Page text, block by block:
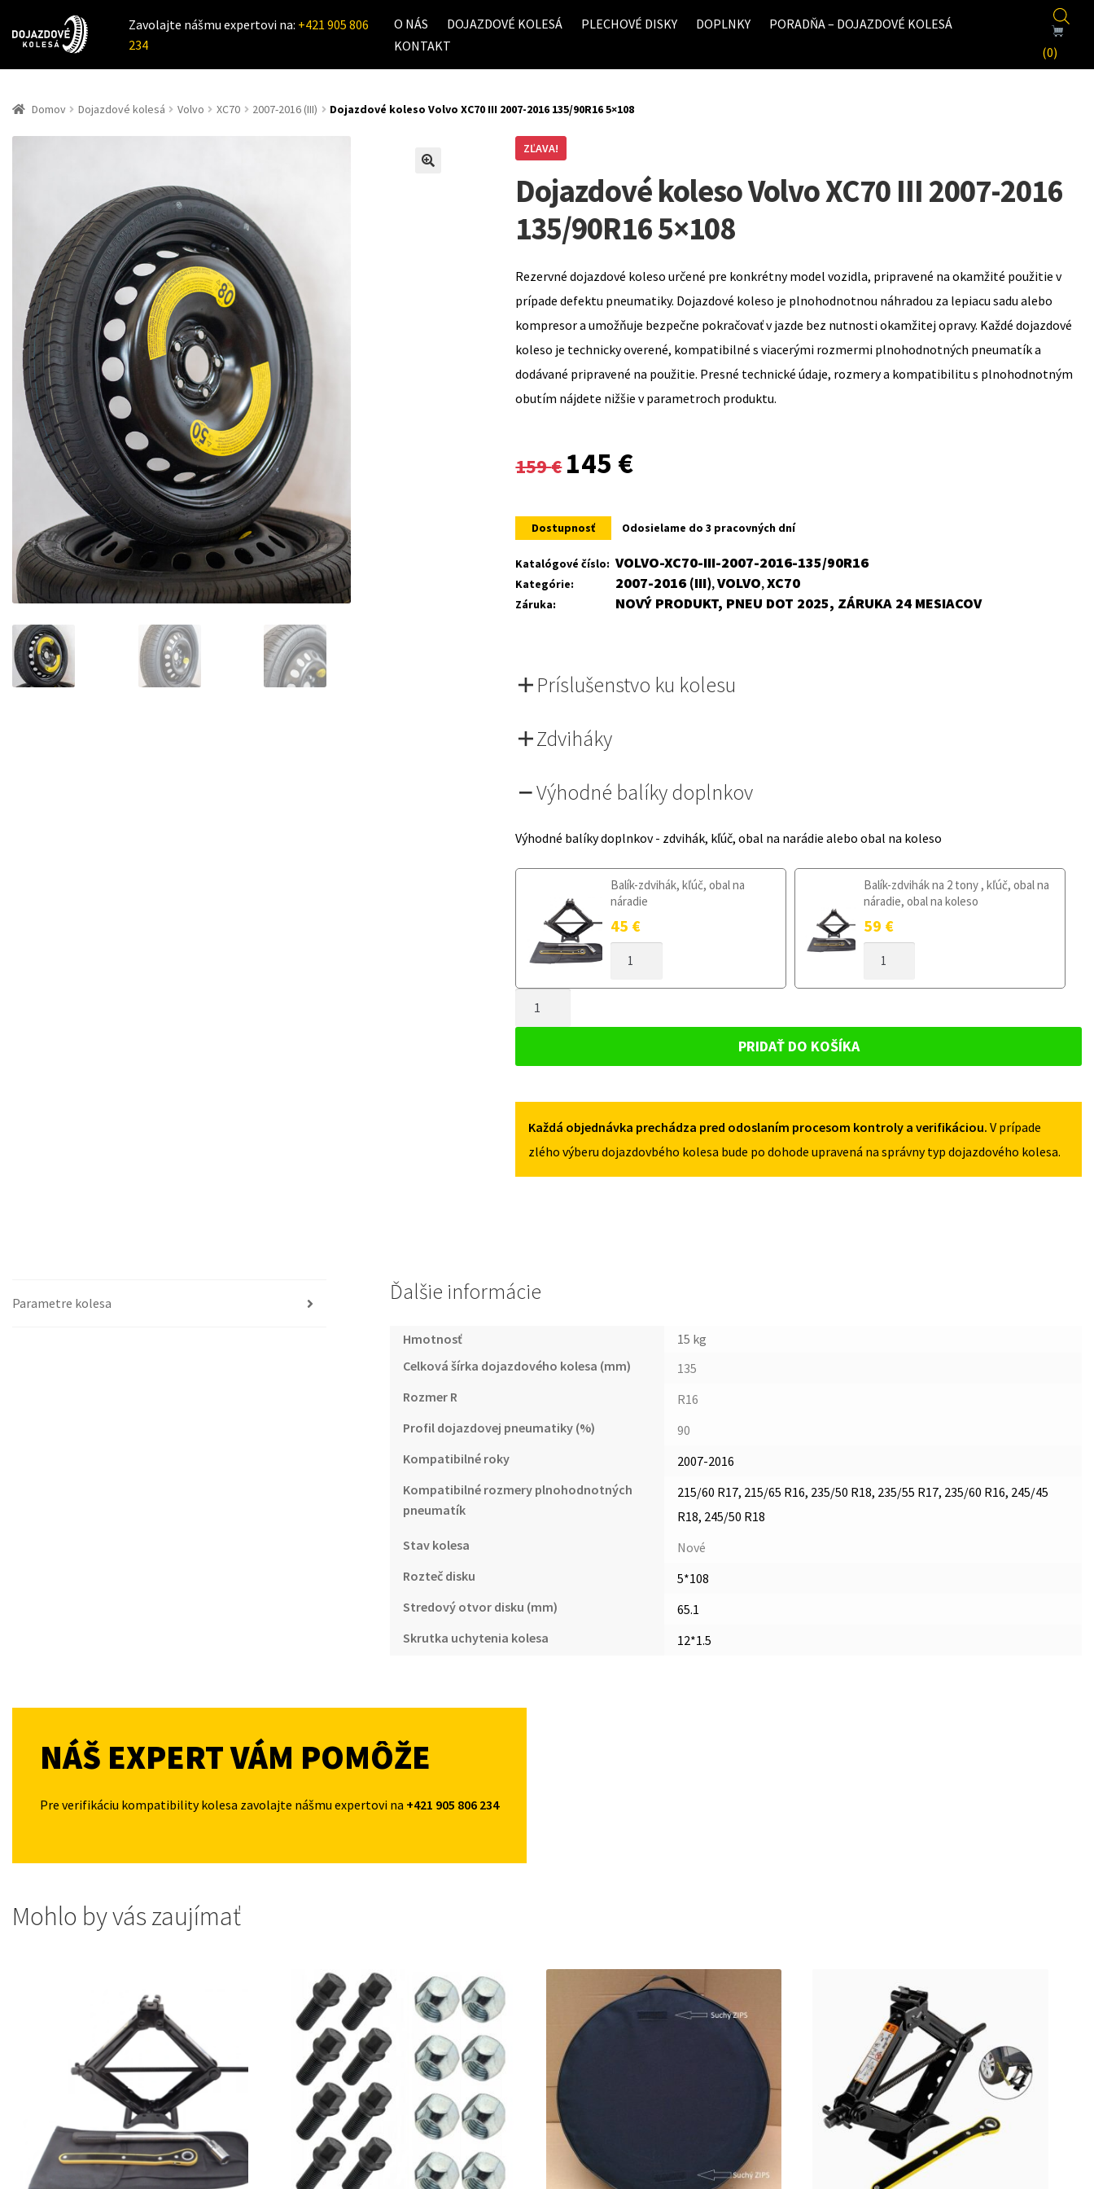
Zavolajte nášmu expertovi na: +421 905 806
234
O NÁS DOJAZDOVÉ KOLESÁ PLECHOVÉ DISKY DOPLNKY
PORADŇA – DOJAZDOVÉ KOLESÁ
KONTAKT
(0)
Domov Dojazdové kolesá Volvo XC70 2007-2016 (III) Dojazdové koleso Volvo XC70 III 2007-2016 135/90R16 5×108
ZĽAVA!
Dojazdové koleso Volvo XC70 III 2007-2016
135/90R16 5×108
Rezervné dojazdové koleso určené pre konkrétny model vozidla, pripravené na okamžité použitie v
prípade defektu pneumatiky. Dojazdové koleso je plnohodnotnou náhradou za lepiacu sadu alebo
kompresor a umožňuje bezpečne pokračovať v jazde bez nutnosti okamžitej opravy. Každé dojazdové
koleso je technicky overené, kompatibilné s viacerými rozmermi plnohodnotných pneumatík a
dodávané pripravené na použitie. Presné technické údaje, rozmery a kompatibilitu s plnohodnotným
obutím nájdete nižšie v parametroch produktu.
159€
Original
was:
159 €.
145 €
is:
145 €.
Dostupnosť Odosielame do 3 pracovných dní
Katalógové číslo: VOLVO-XC70-III-2007-2016-135/90R16
Kategórie: 2007-2016 (III),VOLVO,XC70
Záruka: NOVÝ PRODUKT, PNEU DOT 2025, ZÁRUKA 24 MESIACOV
Príslušenstvo ku kolesu
Zdviháky
Výhodné balíky doplnkov
Výhodné balíky doplnkov - zdvihák, kľúč, obal na narádie alebo obal na koleso
Balík-zdvihák, kľúč, obal na
náradie
45 €
DOJAZDOVÉ
III
2016
Balík-zdvihák na 2 tony , kľúč, obal na
náradie, obal na koleso
59 €
DOJAZDOVÉ
III
2016
III
2007-
135/90R16
5X108
PRIDAŤ DO KOŠÍKA
Každá objednávka prechádza pred odoslaním procesom kontroly a verifikáciou. V prípade
zlého výberu dojazdovbého kolesa bude po dohode upravená na správny typ dojazdového kolesa.
Parametre kolesa Ďalšie informácie
Hmotnosť
15 kg
Celková šírka dojazdového kolesa (mm)
135
Rozmer R
R16
Profil dojazdovej pneumatiky (%)
90
Kompatibilné roky
2007-2016
Kompatibilné rozmery plnohodnotných
pneumatík
215/60 R17, 215/65 R16, 235/50 R18, 235/55 R17, 235/60 R16, 245/45
R18, 245/50 R18
Stav kolesa
Nové
Rozteč disku
5*108
Stredový otvor disku (mm)
65.1
Skrutka uchytenia kolesa
12*1.5
NÁŠ EXPERT VÁM POMÔŽE
Pre verifikáciu kompatibility kolesa zavolajte nášmu expertovi na +421 905 806 234
Mohlo by vás zaujímať